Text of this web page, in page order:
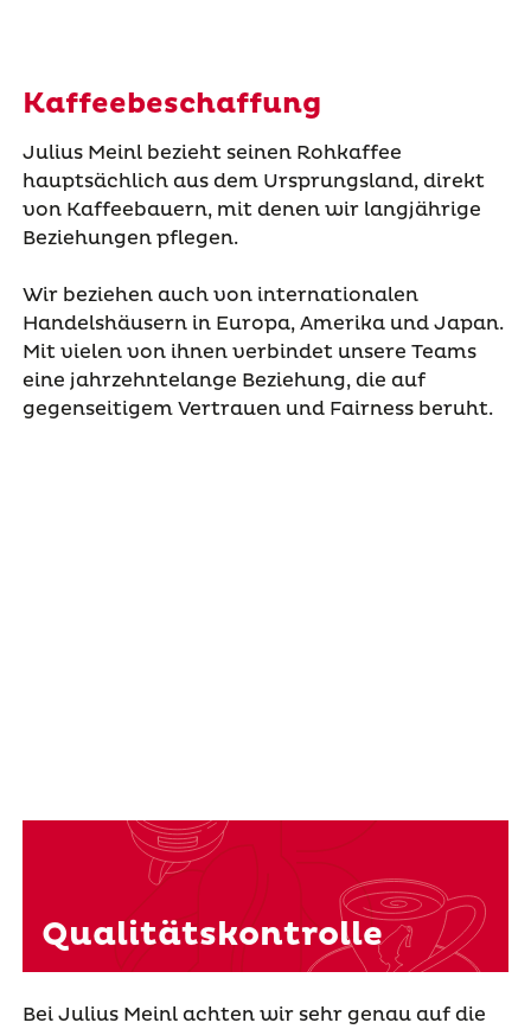
Kaffeebeschaffung
Julius Meinl bezieht seinen Rohkaffee
hauptsächlich aus dem Ursprungsland, direkt
von Kaffeebauern, mit denen wir langjährige
Beziehungen pflegen.
Wir beziehen auch von internationalen
Handelshäusern in Europa, Amerika und Japan.
Mit vielen von ihnen verbindet unsere Teams
eine jahrzehntelange Beziehung, die auf
gegenseitigem Vertrauen und Fairness beruht.
Bei Julius Meinl achten wir sehr genau auf die
Qualitätskontrolle